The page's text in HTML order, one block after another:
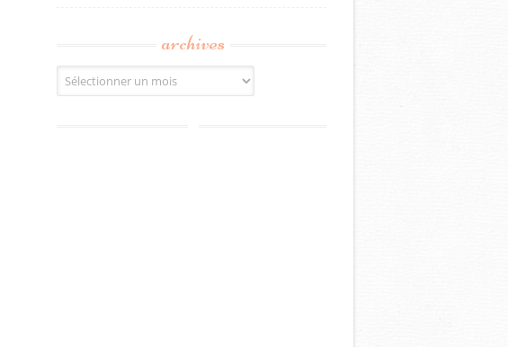
archives
Archives